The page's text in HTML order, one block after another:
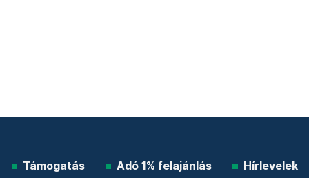
Támogatás Adó 1% felajánlás Hírlevelek